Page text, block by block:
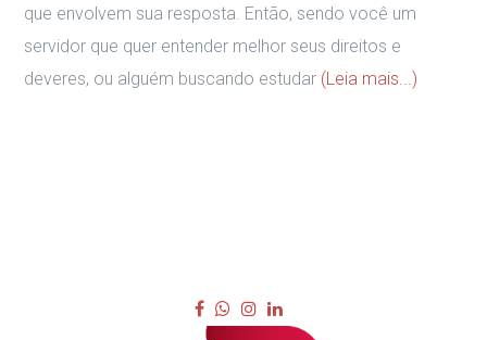
que envolvem sua resposta. Então, sendo você um
servidor que quer entender melhor seus direitos e
deveres, ou alguém buscando estudar (Leia mais...)